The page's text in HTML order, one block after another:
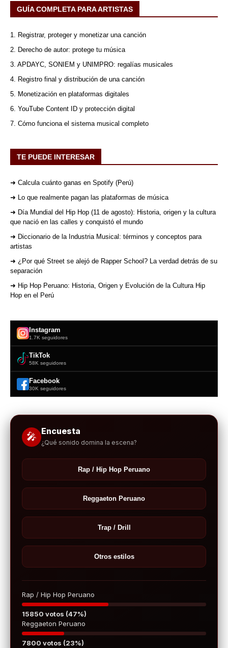
GUÍA COMPLETA PARA ARTISTAS
1. Registrar, proteger y monetizar una canción
2. Derecho de autor: protege tu música
3. APDAYC, SONIEM y UNIMPRO: regalías musicales
4. Registro final y distribución de una canción
5. Monetización en plataformas digitales
6. YouTube Content ID y protección digital
7. Cómo funciona el sistema musical completo
TE PUEDE INTERESAR
➜ Calcula cuánto ganas en Spotify (Perú)
➜ Lo que realmente pagan las plataformas de música
➜ Día Mundial del Hip Hop (11 de agosto): Historia, origen y la cultura
que nació en las calles y conquistó el mundo
➜ Diccionario de la Industria Musical: términos y conceptos para
artistas
➜ ¿Por qué Street se alejó de Rapper School? La verdad detrás de su
separación
➜ Hip Hop Peruano: Historia, Origen y Evolución de la Cultura Hip
Hop en el Perú
Instagram
1.7K seguidores
TikTok
58K seguidores
Facebook
30K seguidores
🎤 Encuesta
¿Qué sonido domina la escena?
Rap / Hip Hop Peruano
Reggaeton Peruano
Trap / Drill
Otros estilos
Rap / Hip Hop Peruano
15850 votos (47%)
Reggaeton Peruano
7800 votos (23%)